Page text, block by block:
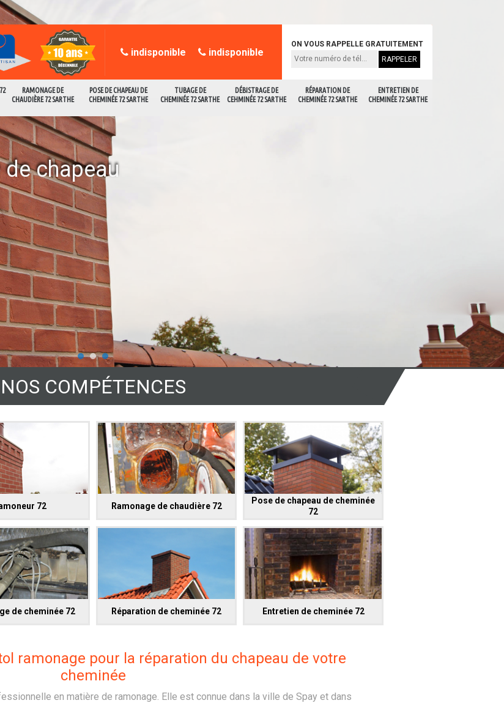
RAMONAGE DE
CHAUDIÈRE 72 SARTHE
POSE DE CHAPEAU DE
CHEMINÉE 72 SARTHE
TUBAGE DE
CHEMINÉE 72 SARTHE
DÉBISTRAGE DE
CEHMINÉE 72 SARTHE
RÉPARATION DE
CHEMINÉE 72 SARTHE
ENTRETIEN DE
CHEMINÉE 72 SARTHE
indisponible indisponible
ON VOUS RAPPELLE GRATUITEMENT
chapeau
NOS COMPÉTENCES
72 Ramonage de chaudière 72
Pose de chapeau de cheminée
72
de cheminée 72 Réparation de cheminée 72 Entretien de cheminée 72
ramonage pour la réparation du chapeau de votre
cheminée
en matière de ramonage. Elle est connue dans la ville de Spay et dans